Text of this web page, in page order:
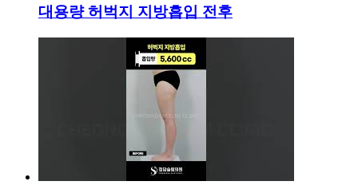
대용량 허벅지 지방흡입 전후